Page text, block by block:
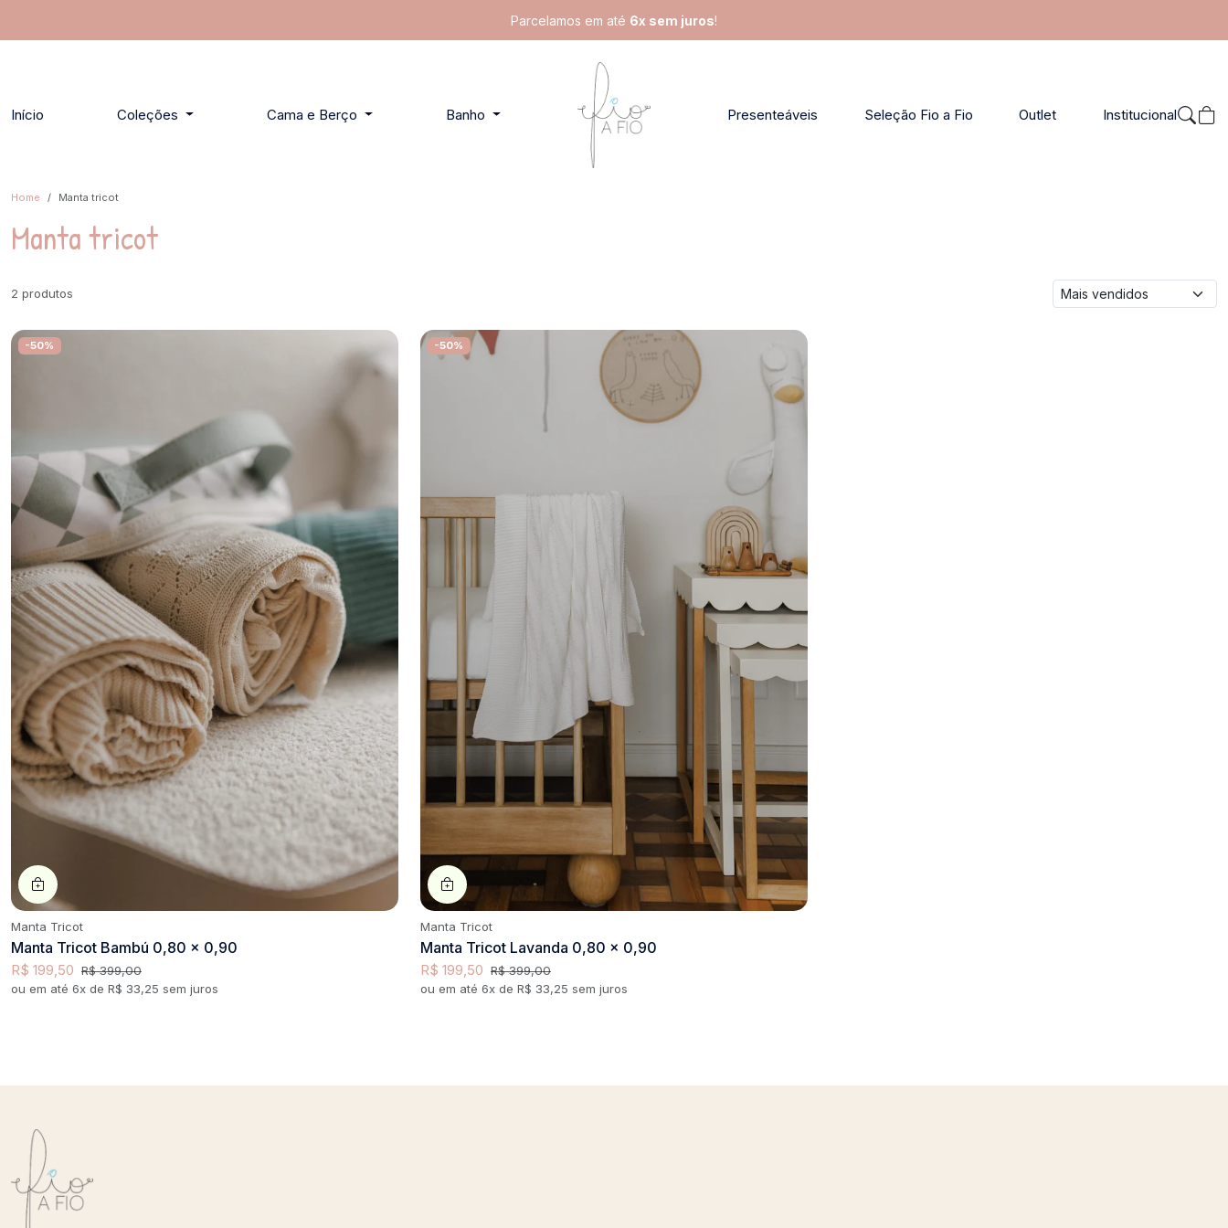
Parcelamos em até 6x sem juros!
Início Coleções Cama e Berço Banho Presenteáveis Seleção Fio a Fio Outlet Institucional
Home Manta tricot
Manta tricot
2 produtos
-50%
Manta Tricot
Manta Tricot Bambú 0,80 x 0,90
R$ 199,50 R$ 399,00
ou em até 6x de R$ 33,25 sem juros
-50%
Manta Tricot
Manta Tricot Lavanda 0,80 x 0,90
R$ 199,50 R$ 399,00
ou em até 6x de R$ 33,25 sem juros